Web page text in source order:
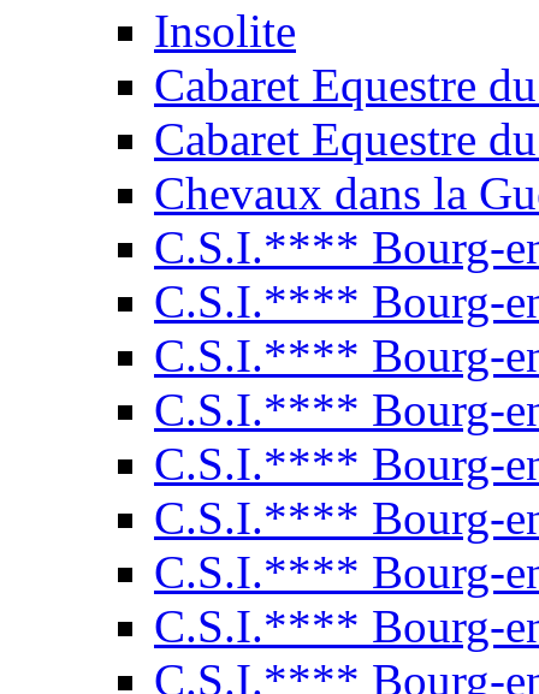
Insolite
Cabaret Equestre
Cabaret Equestre
Chevaux dans la
C.S.I.**** Bourg-
C.S.I.**** Bourg-
C.S.I.**** Bourg-
C.S.I.**** Bourg-
C.S.I.**** Bourg-
C.S.I.**** Bourg-
C.S.I.**** Bourg-
C.S.I.**** Bourg-
C.S.I.**** Bourg-